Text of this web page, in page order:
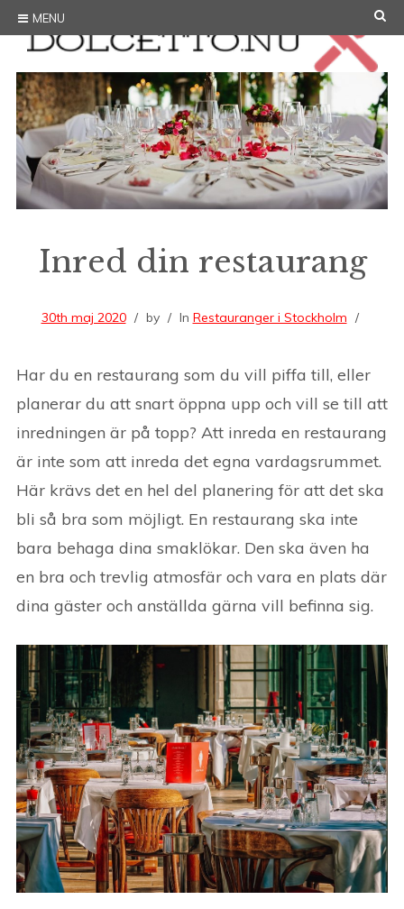
Skip
to
content
MENU
Inred din restaurang
30th maj 2020 by In Restauranger i Stockholm
Har du en restaurang som du vill piffa till, eller
planerar du att snart öppna upp och vill se till att
inredningen är på topp? Att inreda en restaurang
är inte som att inreda det egna vardagsrummet.
Här krävs det en hel del planering för att det ska
bli så bra som möjligt. En restaurang ska inte
bara behaga dina smaklökar. Den ska även ha
en bra och trevlig atmosfär och vara en plats där
dina gäster och anställda gärna vill befinna sig.